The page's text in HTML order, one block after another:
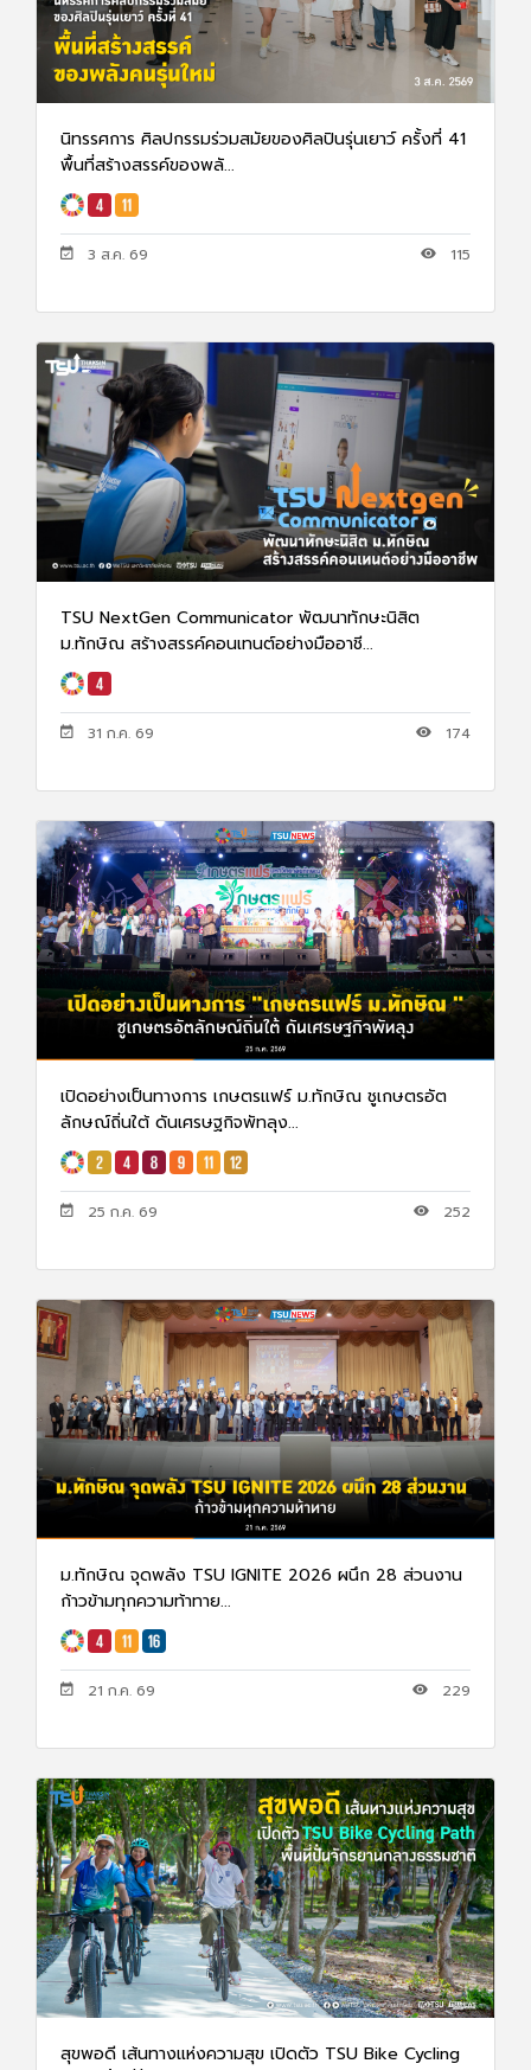
นิทรรศการ ศิลปกรรมร่วมสมัยของศิลปินรุ่นเยาว์ ครั้งที่ 41
พื้นที่สร้างสรรค์ของพลั...
3 ส.ค. 69 115
TSU NextGen Communicator พัฒนาทักษะนิสิต
ม.ทักษิณ สร้างสรรค์คอนเทนต์อย่างมืออาชี...
31 ก.ค. 69 174
เปิดอย่างเป็นทางการ เกษตรแฟร์ ม.ทักษิณ ชูเกษตรอัต
ลักษณ์ถิ่นใต้ ดันเศรษฐกิจพัทลุง...
25 ก.ค. 69 252
ม.ทักษิณ จุดพลัง TSU IGNITE 2026 ผนึก 28 ส่วนงาน
ก้าวข้ามทุกความท้าทาย...
21 ก.ค. 69 229
สุขพอดี เส้นทางแห่งความสุข เปิดตัว TSU Bike Cycling